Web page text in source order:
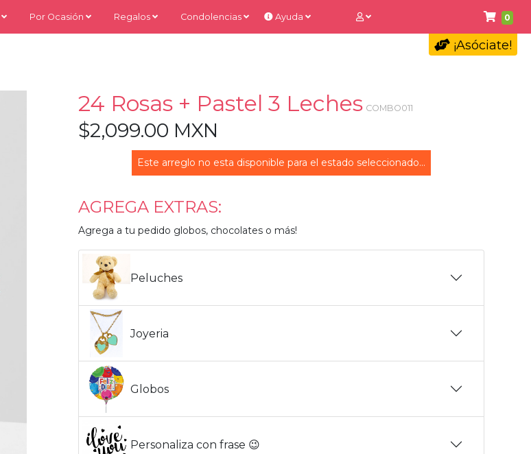
0
Por Ocasión Regalos Condolencias Ayuda
¡Asóciate!
24 Rosas + Pastel 3 Leches COMBO011
$2,099.00 MXN
Este arreglo no esta disponible para el estado seleccionado...
AGREGA EXTRAS:
Agrega a tu pedido globos, chocolates o más!
Peluches
Joyeria
Globos
Personaliza con frase 😉